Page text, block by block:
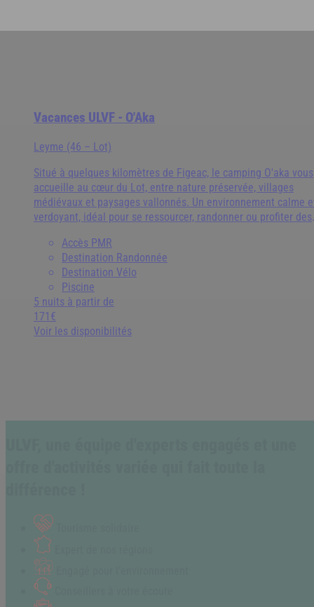
Vacances ULVF - O'Aka
Leyme (46 – Lot)
Situé à quelques kilomètres de Figeac, le camping O'aka vous
accueille au cœur du Lot, entre nature préservée, villages
médiévaux et paysages vallonnés. Un environnement calme
verdoyant, idéal pour se ressourcer, randonner ou profiter des
Accès PMR
Destination Randonnée
Destination Vélo
Piscine
5 nuits à partir de
171€
Voir les disponibilités